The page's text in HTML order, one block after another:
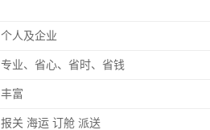
个人及企业
专业、省心、省时、省钱
丰富
报关 海运 订舱 派送